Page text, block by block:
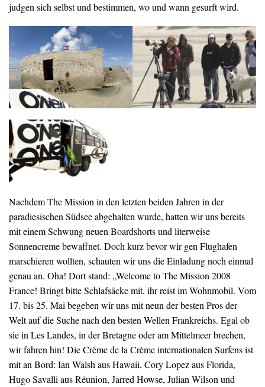
judgen sich selbst und bestimmen, wo und wann gesurft wird.
Nachdem The Mission in den letzten beiden Jahren in der
paradiesischen Südsee abgehalten wurde, hatten wir uns bereits
mit einem Schwung neuen Boardshorts und literweise
Sonnencreme bewaffnet. Doch kurz bevor wir gen Flughafen
marschieren wollten, schauten wir uns die Einladung noch einmal
genau an. Oha! Dort stand: „Welcome to The Mission 2008
France! Bringt bitte Schlafsäcke mit, ihr reist im Wohnmobil. Vom
17. bis 25. Mai begeben wir uns mit neun der besten Pros der
Welt auf die Suche nach den besten Wellen Frankreichs. Egal ob
sie in Les Landes, in der Bretagne oder am Mittelmeer brechen,
wir fahren hin! Die Crème de la Crème internationalen Surfens ist
mit an Bord: Ian Walsh aus Hawaii, Cory Lopez aus Florida,
Hugo Savalli aus Réunion, Jarred Howse, Julian Wilson und